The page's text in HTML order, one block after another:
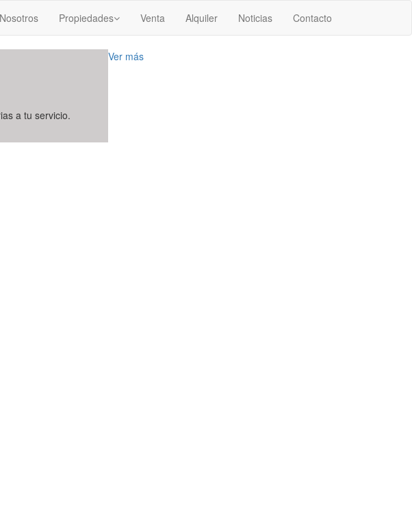
Nosotros Propiedades Venta Alquiler Noticias Contacto
a tu servicio.
Ver más